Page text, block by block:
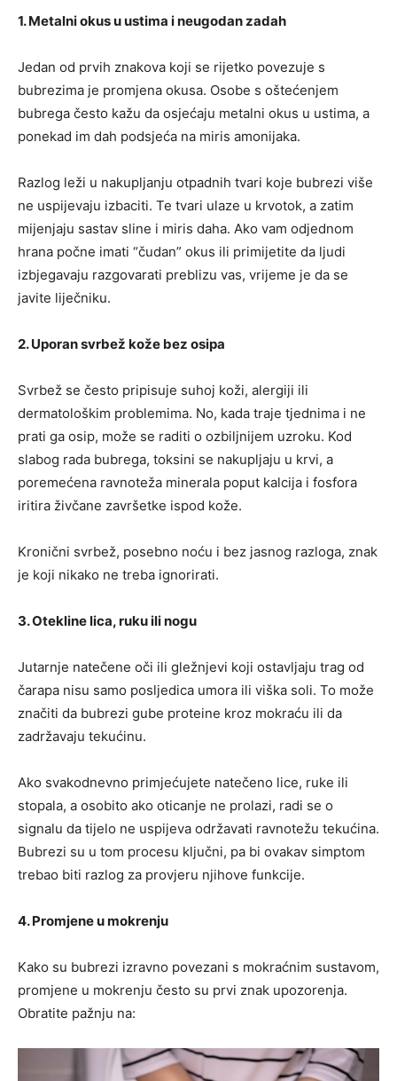
1. Metalni okus u ustima i neugodan zadah
Jedan od prvih znakova koji se rijetko povezuje s
bubrezima je promjena okusa. Osobe s oštećenjem
bubrega često kažu da osjećaju metalni okus u ustima, a
ponekad im dah podsjeća na miris amonijaka.
Razlog leži u nakupljanju otpadnih tvari koje bubrezi više
ne uspijevaju izbaciti. Te tvari ulaze u krvotok, a zatim
mijenjaju sastav sline i miris daha. Ako vam odjednom
hrana počne imati “čudan” okus ili primijetite da ljudi
izbjegavaju razgovarati preblizu vas, vrijeme je da se
javite liječniku.
2. Uporan svrbež kože bez osipa
Svrbež se često pripisuje suhoj koži, alergiji ili
dermatološkim problemima. No, kada traje tjednima i ne
prati ga osip, može se raditi o ozbiljnijem uzroku. Kod
slabog rada bubrega, toksini se nakupljaju u krvi, a
poremećena ravnoteža minerala poput kalcija i fosfora
iritira živčane završetke ispod kože.
Kronični svrbež, posebno noću i bez jasnog razloga, znak
je koji nikako ne treba ignorirati.
3. Otekline lica, ruku ili nogu
Jutarnje natečene oči ili gležnjevi koji ostavljaju trag od
čarapa nisu samo posljedica umora ili viška soli. To može
značiti da bubrezi gube proteine kroz mokraću ili da
zadržavaju tekućinu.
Ako svakodnevno primjećujete natečeno lice, ruke ili
stopala, a osobito ako oticanje ne prolazi, radi se o
signalu da tijelo ne uspijeva održavati ravnotežu tekućina.
Bubrezi su u tom procesu ključni, pa bi ovakav simptom
trebao biti razlog za provjeru njihove funkcije.
4. Promjene u mokrenju
Kako su bubrezi izravno povezani s mokraćnim sustavom,
promjene u mokrenju često su prvi znak upozorenja.
Obratite pažnju na: